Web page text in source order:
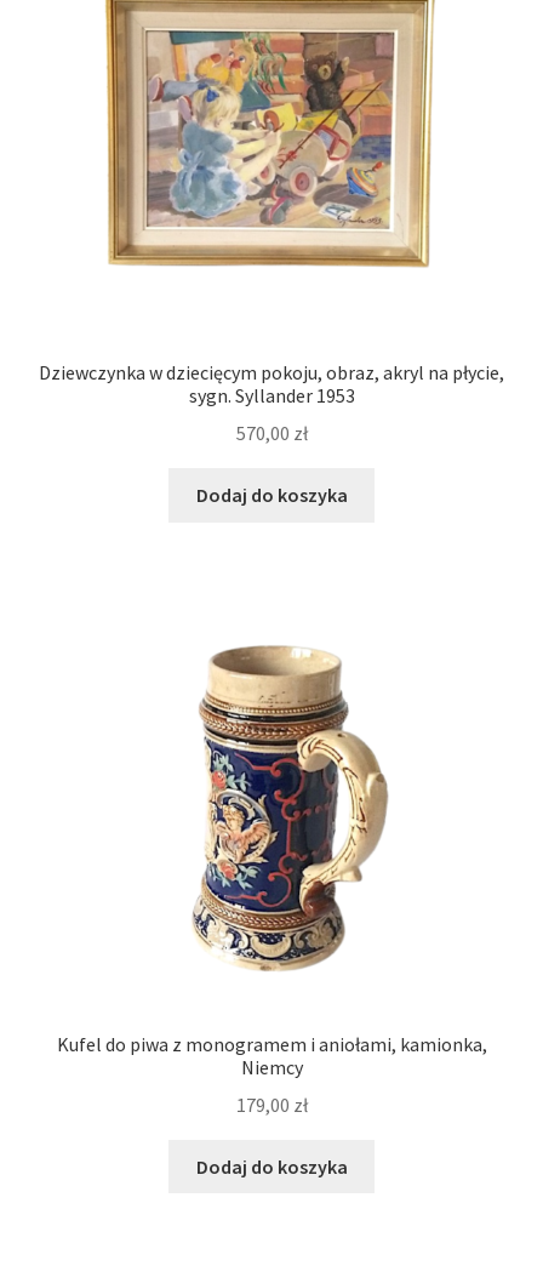
Dziewczynka w dziecięcym pokoju, obraz, akryl na płycie,
sygn. Syllander 1953
570,00 zł
Dodaj do koszyka
Kufel do piwa z monogramem i aniołami, kamionka,
Niemcy
179,00 zł
Dodaj do koszyka